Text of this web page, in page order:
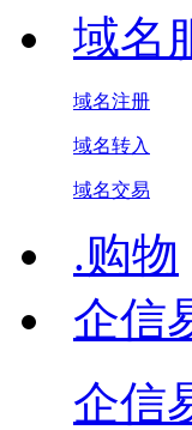
域名
域名注册
域名转入
域名交易
.购物
企信
企信